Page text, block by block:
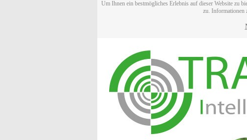
Um Ihnen ein bestmögliches Erlebnis auf dieser Website zu
zu. Informationen